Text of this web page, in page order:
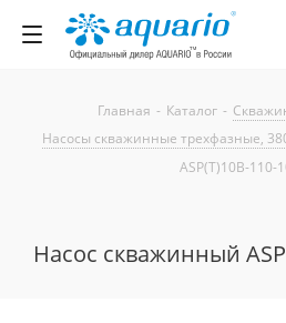
Главная - Каталог -
Насосы скважинные трехфазные,
ASP(T)10B-110-
Насос скважинный